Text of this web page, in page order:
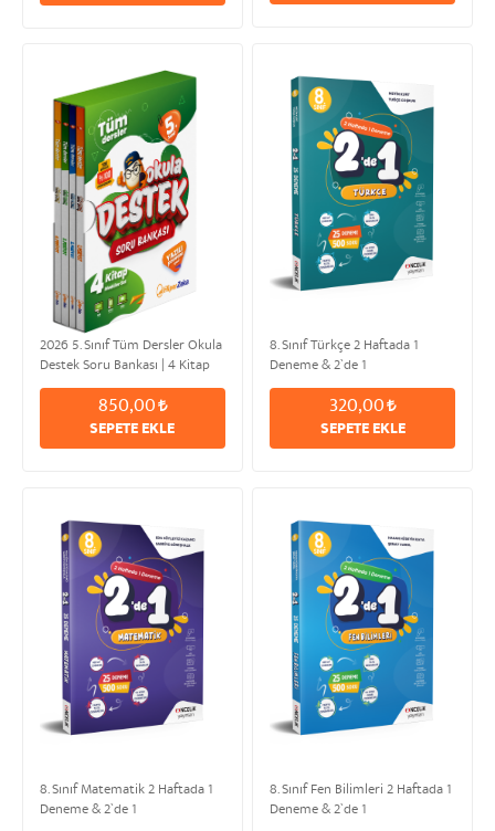
2026 5. Sınıf Tüm Dersler Okula
Destek Soru Bankası | 4 Kitap
Modüler Set
850,00
SEPETE EKLE
8. Sınıf Türkçe 2 Haftada 1
Deneme & 2`de 1
320,00
SEPETE EKLE
8. Sınıf Matematik 2 Haftada 1
Deneme & 2`de 1
8. Sınıf Fen Bilimleri 2 Haftada 1
Deneme & 2`de 1